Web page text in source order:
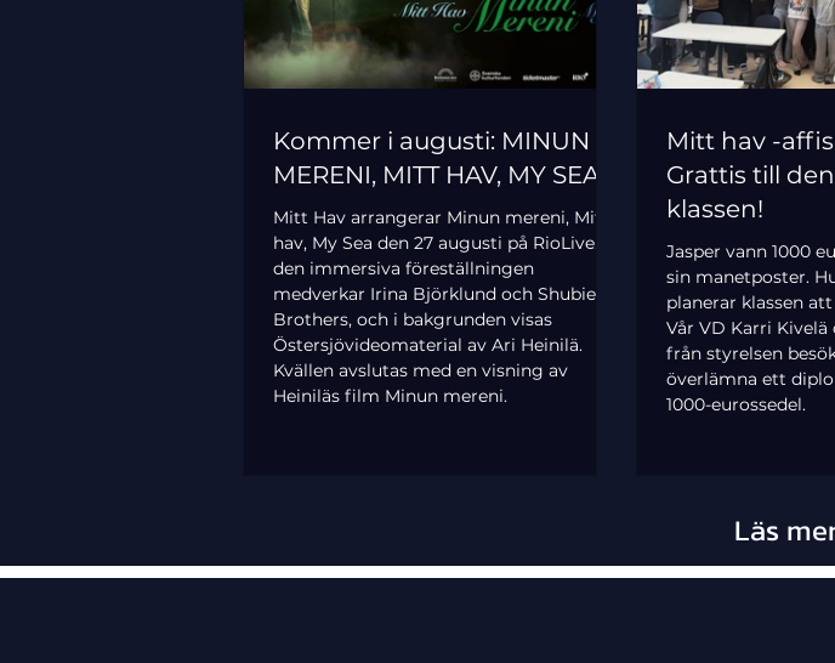
Kommer i augusti: MINUN
MERENI, MITT HAV, MY SEA
Mitt Hav arrangerar Minun mereni, Mitt
hav, My Sea den 27 augusti på RioLive. I
den immersiva föreställningen
medverkar Irina Björklund och Shubie
Brothers, och i bakgrunden visas
Östersjövideomaterial av Ari Heinilä.
Kvällen avslutas med en visning av
Heiniläs film Minun mereni.
Mitt hav -
Grattis till
klassen!
Jasper vann 1000
sin manetposter.
planerar klassen
Vår VD Karri Kivelä
från styrelsen
överlämna ett
1000-eurossedel.
Läs